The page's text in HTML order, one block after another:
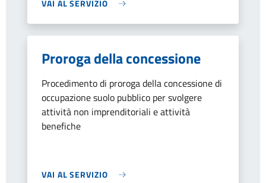
VAI AL SERVIZIO
Proroga della concessione
Procedimento di proroga della concessione di
occupazione suolo pubblico per svolgere
attività non imprenditoriali e attività
benefiche
VAI AL SERVIZIO